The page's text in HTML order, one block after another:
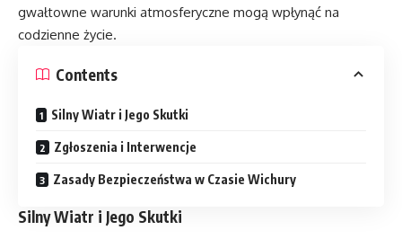
gwałtowne warunki atmosferyczne mogą wpłynąć na
codzienne życie.
Contents
Silny Wiatr i Jego Skutki
Zgłoszenia i Interwencje
Zasady Bezpieczeństwa w Czasie Wichury
Silny Wiatr i Jego Skutki